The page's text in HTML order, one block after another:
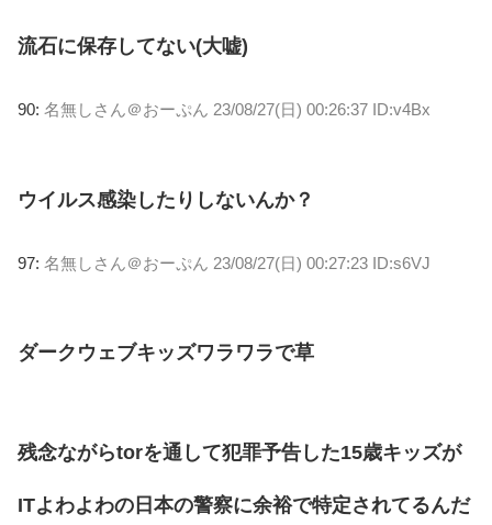
流石に保存してない(大嘘)
90: 名無しさん＠おーぷん 23/08/27(日) 00:26:37 ID:v4Bx
ウイルス感染したりしないんか？
97: 名無しさん＠おーぷん 23/08/27(日) 00:27:23 ID:s6VJ
ダークウェブキッズワラワラで草
残念ながらtorを通して犯罪予告した15歳キッズが
ITよわよわの日本の警察に余裕で特定されてるんだ